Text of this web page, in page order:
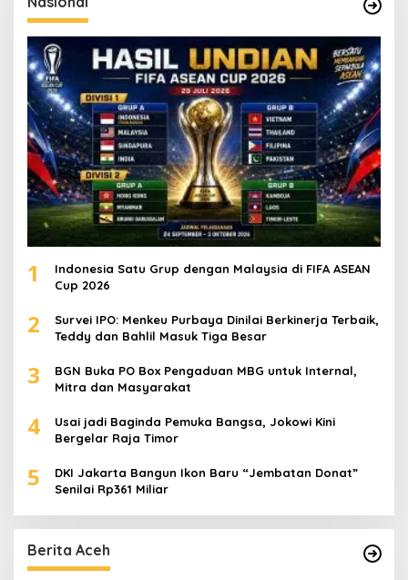
n
t
u
k
:
1
Indonesia Satu Grup dengan Malaysia di FIFA ASEAN
Cup 2026
2
Survei IPO: Menkeu Purbaya Dinilai Berkinerja Terbaik,
Teddy dan Bahlil Masuk Tiga Besar
3
BGN Buka PO Box Pengaduan MBG untuk Internal,
Mitra dan Masyarakat
4
Usai jadi Baginda Pemuka Bangsa, Jokowi Kini
Bergelar Raja Timor
5
DKI Jakarta Bangun Ikon Baru “Jembatan Donat”
Senilai Rp361 Miliar
Berita Aceh